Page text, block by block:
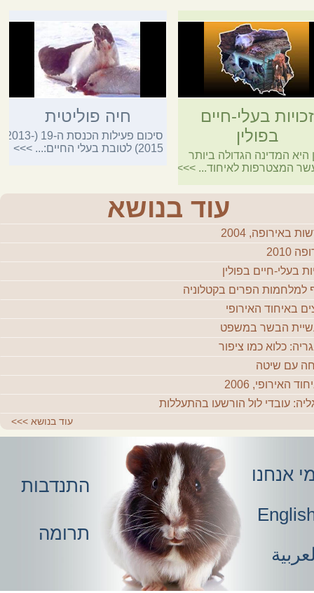
זכויות בעלי-חיים
בפולין
היא המדינה הגדולה ביותר
המצטרפות לאיחוד... >>>
חיה פוליטית
סיכום פעילות הכנסת ה-19 (2013-
2015) לטובת בעלי החיים:...
>>>
עוד בנושא
באירופה, 2004
2010
בעלי-חיים בפולין
למלחמות הפרים בקטלוניה
באיחוד האירופי
הבשר במשפט
כלוא כמו ציפור
עם שיטה
האירופי, 2006
עובדי לול הורשעו בהתעללות
עוד בנושא >>>
אנחנו
התנדבות
תרומה